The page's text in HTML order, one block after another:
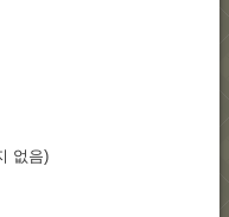
없음)